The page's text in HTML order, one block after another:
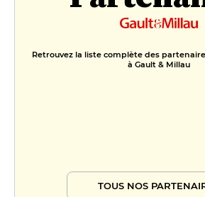
Retrouvez la liste complète des
à Gault & Millau
TOUS NOS